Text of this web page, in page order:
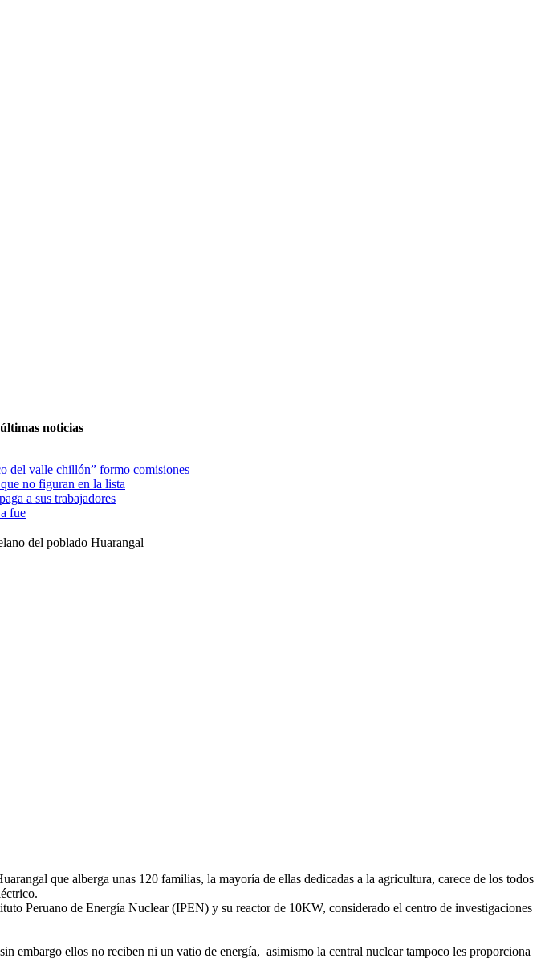
noticias
del valle chillón” formo comisiones
no figuran en la lista
a sus trabajadores
fue
del poblado Huarangal
que alberga unas 120 familias, la mayoría de ellas dedicadas a la agricultura, carece de los todos
Peruano de Energía Nuclear (IPEN) y su reactor de 10KW, considerado el centro de investigaciones
embargo ellos no reciben ni un vatio de energía, asimismo la central nuclear tampoco les proporciona